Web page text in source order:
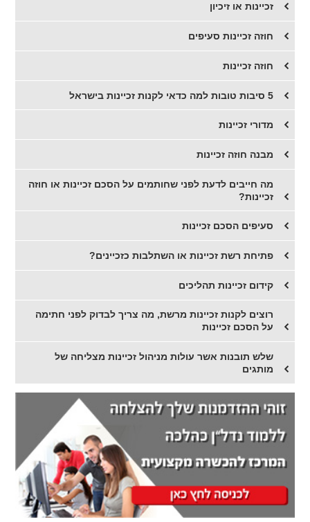
​זכיינות או זיכיון
חוזה זכיינות סעיפים
חוזה זכיינות
5 סיבות טובות למה כדאי לקנות זכיינות בישראל
מדורי זכיינות
מבנה חוזה זכיינות
מה חייבים לדעת לפני שחותמים על הסכם זכיינות או חוזה
זכיינות?
סעיפים הסכם זכיינות
פתיחת רשת זכיינות או השתלבות כזכיינים?
קידום זכיינות תהליכים
רוצים לקנות זכיינות מרשת, מה צריך לבדוק לפני חתימה
על הסכם זכיינות
שלש תובנות אשר עולות מניהול זכיינות מצליחה של
מותגים